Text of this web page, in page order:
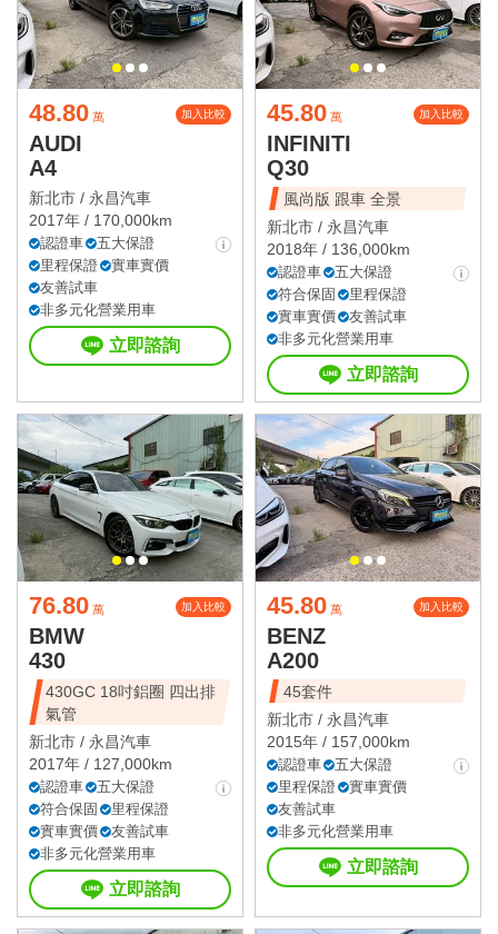
48.80 萬 加入比較
AUDI
A4
新北市 / 永昌汽車
2017年 / 170,000km
認證車
五大保證
里程保證
實車實價
友善試車
非多元化營業用車
立即諮詢
45.80 萬 加入比較
INFINITI
Q30
風尚版 跟車 全景
新北市 / 永昌汽車
2018年 / 136,000km
認證車
五大保證
符合保固
里程保證
實車實價
友善試車
非多元化營業用車
立即諮詢
76.80 萬 加入比較
BMW
430
430GC 18吋鋁圈 四出排
氣管
新北市 / 永昌汽車
2017年 / 127,000km
認證車
五大保證
符合保固
里程保證
實車實價
友善試車
非多元化營業用車
立即諮詢
45.80 萬 加入比較
BENZ
A200
45套件
新北市 / 永昌汽車
2015年 / 157,000km
認證車
五大保證
里程保證
實車實價
友善試車
非多元化營業用車
立即諮詢